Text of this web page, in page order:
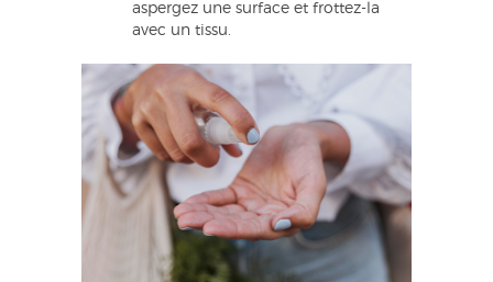
aspergez une surface et frottez-la
avec un tissu.